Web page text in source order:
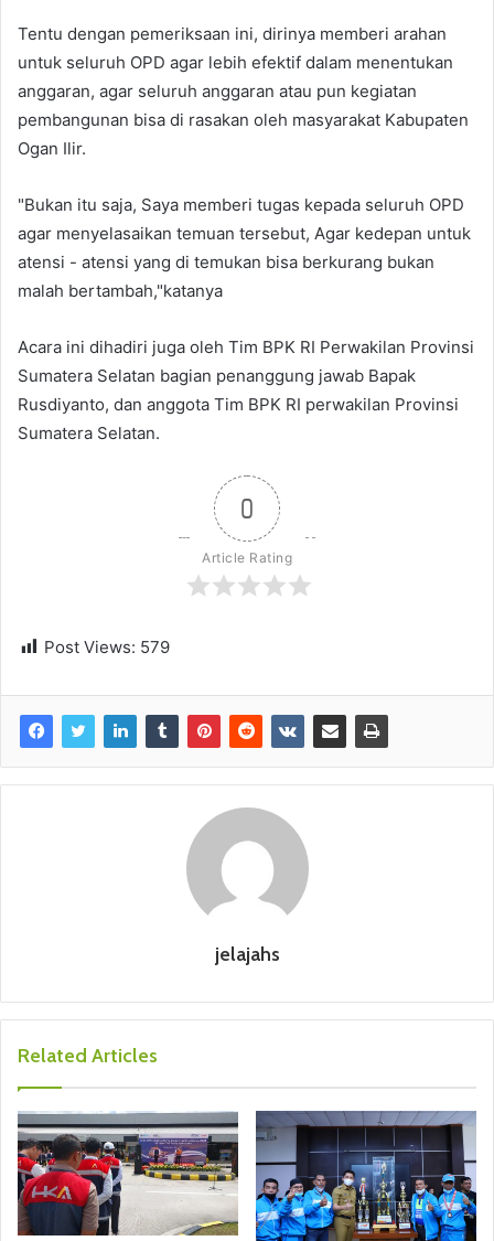
Tentu dengan pemeriksaan ini, dirinya memberi arahan
untuk seluruh OPD agar lebih efektif dalam menentukan
anggaran, agar seluruh anggaran atau pun kegiatan
pembangunan bisa di rasakan oleh masyarakat Kabupaten
Ogan Ilir.
"Bukan itu saja, Saya memberi tugas kepada seluruh OPD
agar menyelasaikan temuan tersebut, Agar kedepan untuk
atensi - atensi yang di temukan bisa berkurang bukan
malah bertambah,"katanya
Acara ini dihadiri juga oleh Tim BPK RI Perwakilan Provinsi
Sumatera Selatan bagian penanggung jawab Bapak
Rusdiyanto, dan anggota Tim BPK RI perwakilan Provinsi
Sumatera Selatan.
0
Article Rating
Post Views: 579
jelajahs
Related Articles